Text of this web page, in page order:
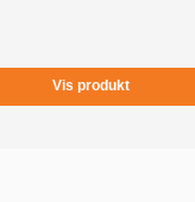
Vis produkt